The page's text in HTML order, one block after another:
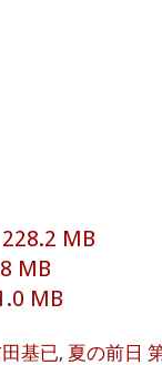
MB
MB
MB
基已, 夏の前日